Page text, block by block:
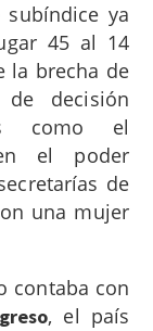
ya
45 al 14
la brecha de
decisión
como el
el poder
de
una mujer
contaba con
, el país